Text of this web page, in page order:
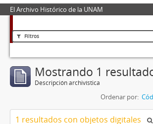
El Archivo Histórico de la UNAM
Filtros
Mostrando 1
Descripción archivística
Ordenar por:
1 resultados con objetos digitales